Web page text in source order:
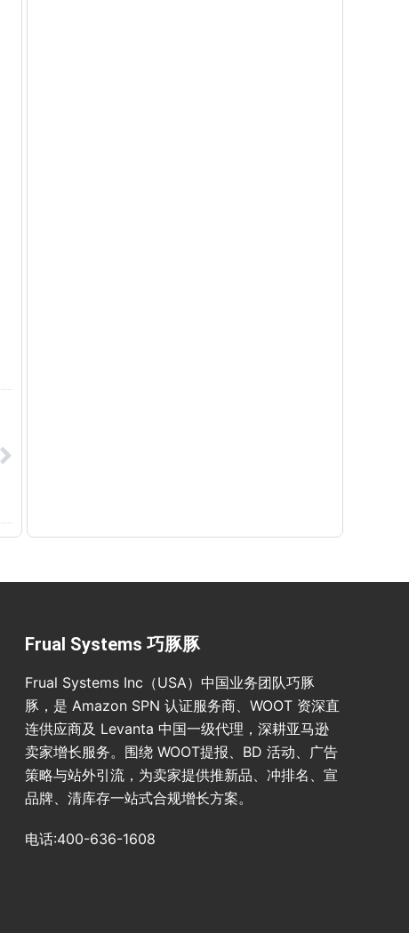
Frual Systems 巧豚豚
Frual Systems Inc（USA）中国业务团队巧豚
豚，是 Amazon SPN 认证服务商、WOOT 资深直
连供应商及 Levanta 中国一级代理，深耕亚马逊
卖家增长服务。围绕 WOOT提报、BD 活动、广告
策略与站外引流，为卖家提供推新品、冲排名、宣
品牌、清库存一站式合规增长方案。
电话:400-636-1608